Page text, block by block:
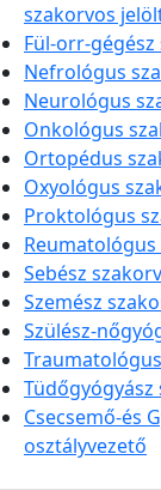
szakorvos
Fül-orr-
Nefrológus
Neurológus
Onkológus
Ortopédus
Oxyológus
Proktológus
Sebész
Szemész
Szülész-
Csecsemő-és
osztályvezető